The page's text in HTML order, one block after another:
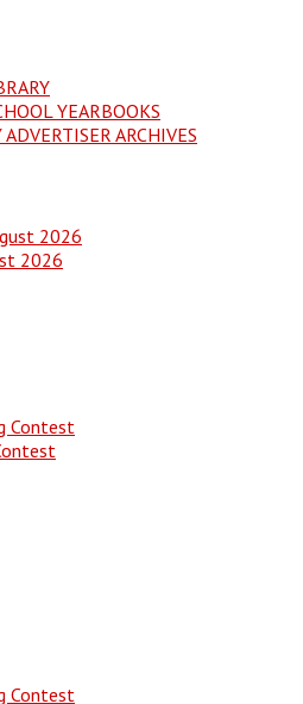
YEARBOOKS
ARCHIVES
2026